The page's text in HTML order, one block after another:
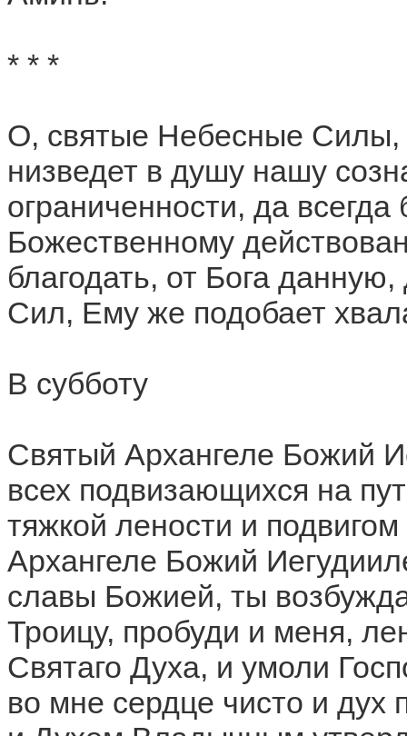
* * *
О, святые Небесные Силы,
низведет в душу нашу
ограниченности, да всегда
Божественному
благодать, от Бога
Сил, Ему же подобает
В субботу
Святый Архангеле Божий
всех подвизающихся на
тяжкой лености и
Архангеле Божий
славы Божией, ты
Троицу, пробуди и меня,
Святаго Духа, и умоли
во мне сердце чисто и дух